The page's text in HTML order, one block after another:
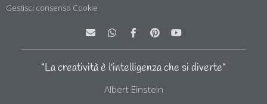
Gestisci consenso Cookie
n
e
l
o
h
t
s
a
p
F
a
e
b
o
k
P
i
t
e
r
s
o
t
u
b
"La creatività è l'intelligenza che si diverte"
Albert Einstein